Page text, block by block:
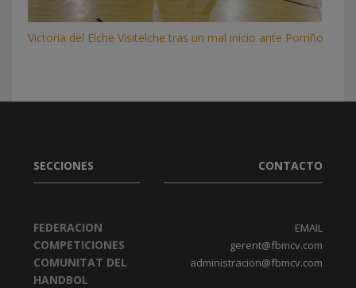
Victoria del Elche Visitelche tras un mal inicio ante Porriño
SECCIONES
FEDERACION
COMPETICIONES
COMUNITAT DEL
HANDBOL
CONTACTO
EMAIL
gerent@fbmcv.com
administracion@fbmcv.com